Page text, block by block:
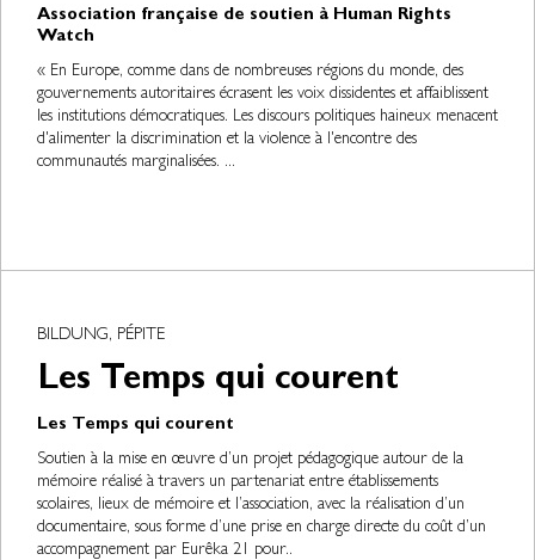
Association française de soutien à Human Rights
Watch
« En Europe, comme dans de nombreuses régions du monde, des
gouvernements autoritaires écrasent les voix dissidentes et affaiblissent
les institutions démocratiques. Les discours politiques haineux menacent
d'alimenter la discrimination et la violence à l'encontre des
communautés marginalisées. ...
BILDUNG, PÉPITE
Les Temps qui courent
Les Temps qui courent
Soutien à la mise en œuvre d’un projet pédagogique autour de la
mémoire réalisé à travers un partenariat entre établissements
scolaires, lieux de mémoire et l’association, avec la réalisation d’un
documentaire, sous forme d’une prise en charge directe du coût d’un
accompagnement par Eurêka 21 pour..